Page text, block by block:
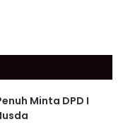
Minta DPD I